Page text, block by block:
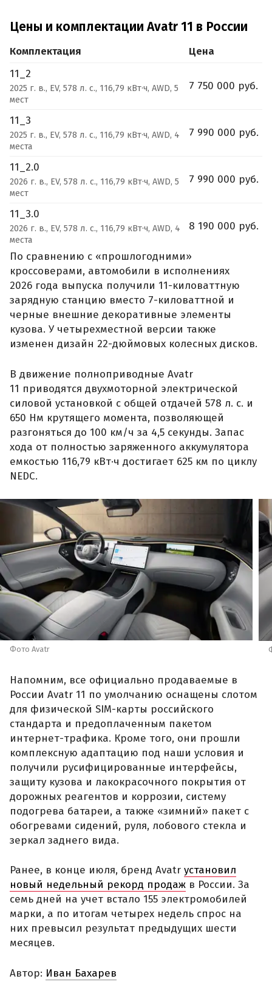
Цены и комплектации Avatr 11 в России
Комплектация
Цена
11_2
2025 г. в., EV, 578 л. с., 116,79 кВт·ч, AWD, 5
мест
7 750 000 руб.
11_3
2025 г. в., EV, 578 л. с., 116,79 кВт·ч, AWD, 4
места
7 990 000 руб.
11_2.0
2026 г. в., EV, 578 л. с., 116,79 кВт·ч, AWD, 5
мест
7 990 000 руб.
11_3.0
2026 г. в., EV, 578 л. с., 116,79 кВт·ч, AWD, 4
места
8 190 000 руб.
По сравнению с «прошлогодними»
кроссоверами, автомобили в исполнениях
2026 года выпуска получили 11-киловаттную
зарядную станцию вместо 7-киловаттной и
черные внешние декоративные элементы
кузова. У четырехместной версии также
изменен дизайн 22-дюймовых колесных дисков.
В движение полноприводные Avatr
11 приводятся двухмоторной электрической
силовой установкой с общей отдачей 578 л. с. и
650 Нм крутящего момента, позволяющей
разгоняться до 100 км/ч за 4,5 секунды. Запас
хода от полностью заряженного аккумулятора
емкостью 116,79 кВт·ч достигает 625 км по циклу
NEDC.
Фото Avatr
Напомним, все официально продаваемые в
России Avatr 11 по умолчанию оснащены слотом
для физической SIM-карты российского
стандарта и предоплаченным пакетом
интернет-трафика. Кроме того, они прошли
комплексную адаптацию под наши условия и
получили русифицированные интерфейсы,
защиту кузова и лакокрасочного покрытия от
дорожных реагентов и коррозии, систему
подогрева батареи, а также «зимний» пакет с
обогревами сидений, руля, лобового стекла и
зеркал заднего вида.
Ранее, в конце июля, бренд Avatr установил
новый недельный рекорд продаж в России. За
семь дней на учет встало 155 электромобилей
марки, а по итогам четырех недель спрос на
них превысил результат предыдущих шести
месяцев.
Автор: Иван Бахарев